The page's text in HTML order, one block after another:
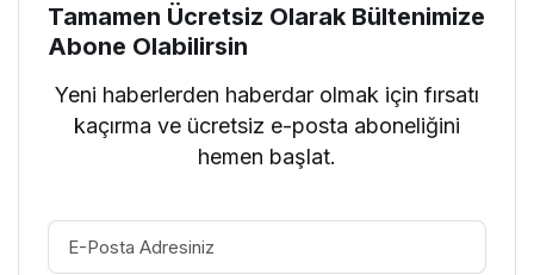
Tamamen Ücretsiz Olarak Bültenimize
Abone Olabilirsin
Yeni haberlerden haberdar olmak için fırsatı
kaçırma ve ücretsiz e-posta aboneliğini
hemen başlat.